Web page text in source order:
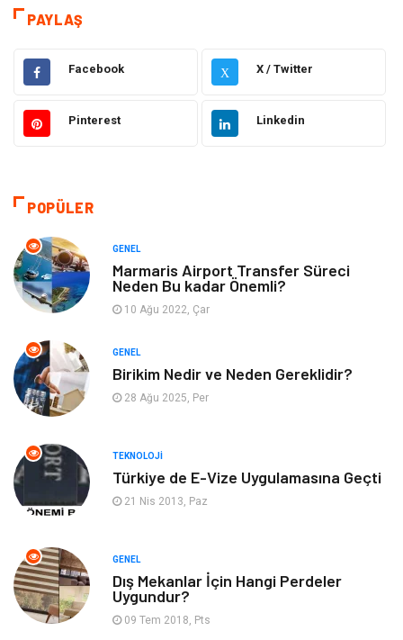
Eğitim
Makine Elektronik
Gıda Otomotiv
Emlak
Bilgisayar & Yazılım
Mobilya Seo Teknikleri
Tatil
Webmaster Araçları
Görsel
Hediyelik Eşya Kültür
PAYLAŞ
Facebook X X / Twitter
Pinterest Linkedin
POPÜLER
GENEL
Marmaris Airport Transfer Süreci
Neden Bu kadar Önemli?
10 Ağu 2022, Çar
GENEL
Birikim Nedir ve Neden Gereklidir?
28 Ağu 2025, Per
TEKNOLOJI
Türkiye de E-Vize Uygulamasına Geçti
21 Nis 2013, Paz
GENEL
Dış Mekanlar İçin Hangi Perdeler
Uygundur?
09 Tem 2018, Pts